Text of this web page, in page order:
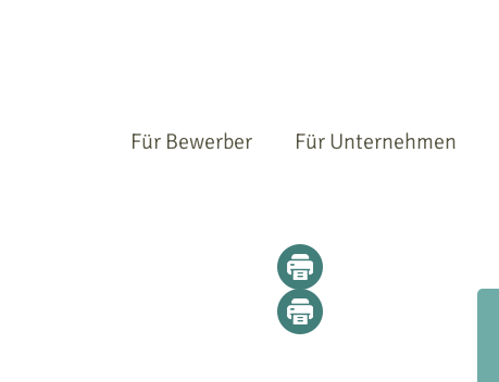
Für Bewerber Für Unternehmen